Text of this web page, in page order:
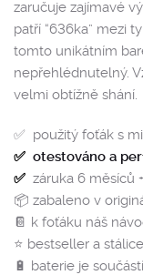
zaručuje zajímavé
patří “636ka” mezi
tomto unikátním
nepřehlédnutelný.
velmi obtížně shání.
✅ použitý foťák s
✅ otestováno a
✅ záruka 6 měsíců
📦 zabaleno v
📔 k foťáku náš
⭐️ bestseller a
🔋 baterie je